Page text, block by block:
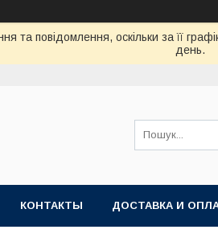
та повідомлення, оскільки за її
день.
КОНТАКТЫ ДОСТАВКА И